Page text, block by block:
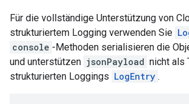
Für die vollständige Unterstützung von
strukturiertem Logging verwenden Sie
console -Methoden serialisieren die
und unterstützen jsonPayload nicht als
strukturierten Loggings LogEntry .